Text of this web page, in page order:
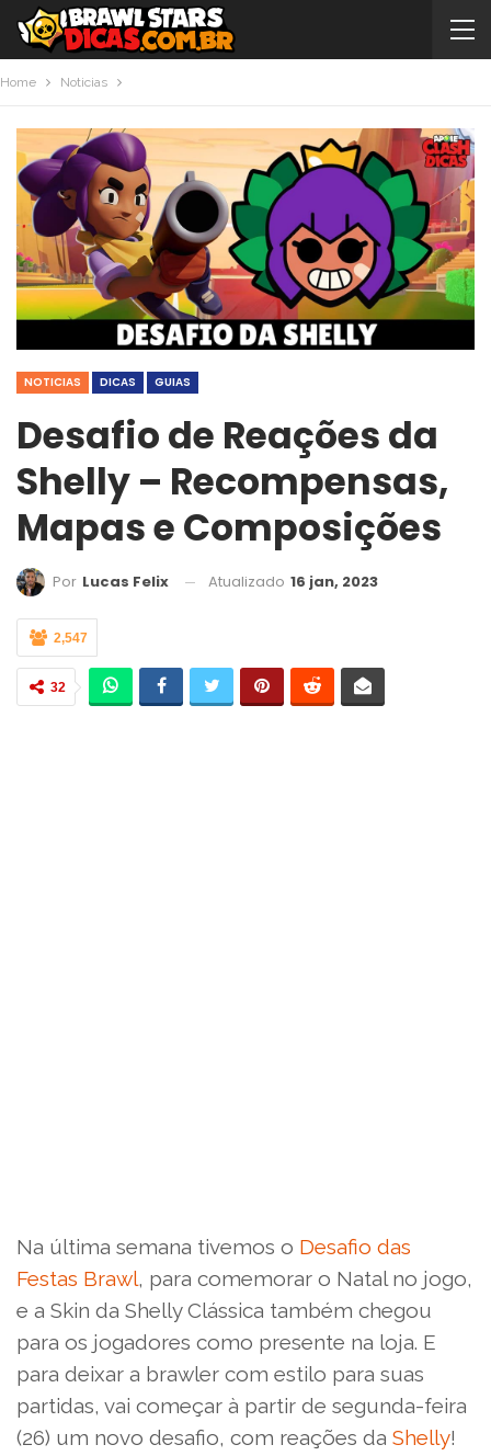
Home Noticias
NOTICIAS DICAS GUIAS
Desafio de Reações da
Shelly – Recompensas,
Mapas e Composições
Por Lucas Felix Atualizado 16 jan, 2023
2,547
32
Na última semana tivemos o Desafio das
Festas Brawl, para comemorar o Natal no jogo,
e a Skin da Shelly Clássica também chegou
para os jogadores como presente na loja. E
para deixar a brawler com estilo para suas
partidas, vai começar à partir de segunda-feira
(26) um novo desafio, com reações da Shelly!